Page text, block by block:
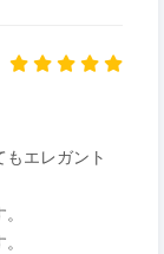
エレガント